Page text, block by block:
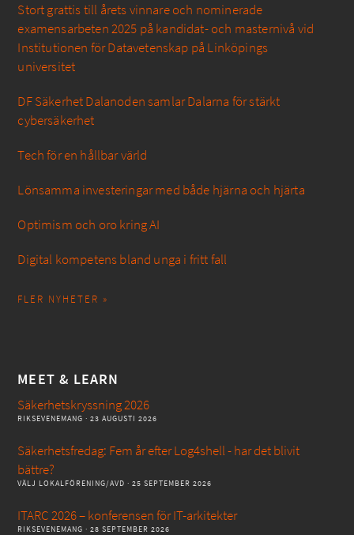
Stort grattis till årets vinnare och nominerade
examensarbeten 2025 på kandidat- och masternivå vid
Institutionen för Datavetenskap på Linköpings
universitet
DF Säkerhet Dalanoden samlar Dalarna för stärkt
cybersäkerhet
Tech för en hållbar värld
Lönsamma investeringar med både hjärna och hjärta
Optimism och oro kring AI
Digital kompetens bland unga i fritt fall
FLER NYHETER »
MEET & LEARN
Säkerhetskryssning 2026
RIKSEVENEMANG · 23 AUGUSTI 2026
Säkerhetsfredag: Fem år efter Log4shell - har det blivit
bättre?
VÄLJ LOKALFÖRENING/AVD · 25 SEPTEMBER 2026
ITARC 2026 – konferensen för IT-arkitekter
RIKSEVENEMANG · 28 SEPTEMBER 2026